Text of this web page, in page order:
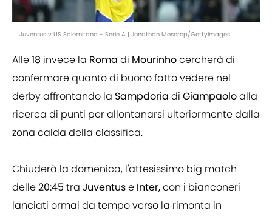
Juventus v US Salernitana - Serie A | Jonathan Moscrop/GettyImages
Alle18 invece la Roma di Mourinhocercherà di
confermare quanto di buono fatto vedere nel
derby affrontando la Sampdoria di Giampaoloalla
ricerca di punti per allontanarsi ulteriormente dalla
zona calda della classifica.
Chiuderà la domenica, l'attesissimo big match
delle20:45 tra Juventuse Inter,con i bianconeri
lanciati ormai da tempo verso la rimonta in